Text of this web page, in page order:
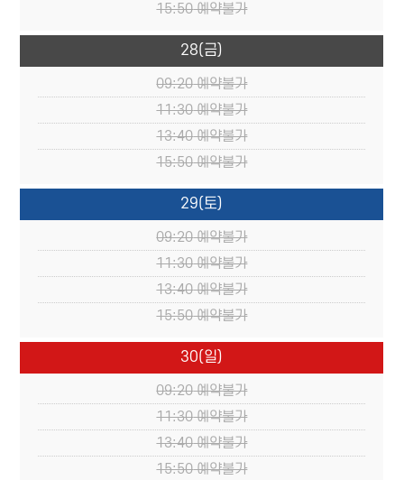
15:50예약불가
28(금)
09:20예약불가
11:30예약불가
13:40예약불가
15:50예약불가
29(토)
09:20예약불가
11:30예약불가
13:40예약불가
15:50예약불가
30(일)
09:20예약불가
11:30예약불가
13:40예약불가
15:50예약불가